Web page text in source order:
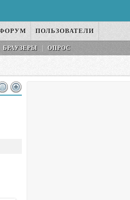
ПОЛЬЗОВАТЕЛИ
БРАУЗЕРЫ ОПРОС